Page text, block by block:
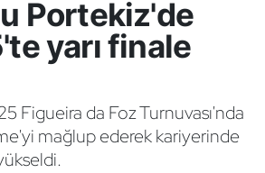
Portekiz'de
yarı finale
Figueira da Foz Turnuvası'nda
mağlup ederek kariyerinde
Dart